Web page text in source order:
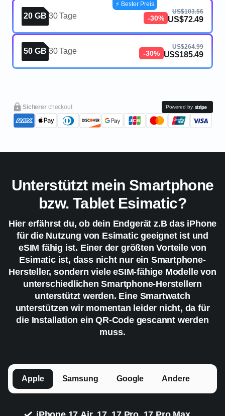
20 GB 30 Tage -30%
US$103.56
US$72.49
⚡️ Bester Preis
50 GB 30 Tage -30%
US$264.99
US$185.49
Sicherer checkout Powered by
Unterstützt mein Smartphone
bzw. Tablet Esimatic?
Hier erfährst du, ob dein Endgerät z.B das iPhone
für die Nutzung von Esimatic geeignet ist und
eSIM fähig ist. Einer der größten Vorteile von
Esimatic ist, dass nicht nur ein Smartphone-
Hersteller, sondern viele eSIM-fähige Modelle von
unterschiedlichen Smartphone-Herstellern
unterstützt werden. Eine Smartwatch
unterstützen wir momentan leider nicht, da für
die Installation ein QR-Code gescannt werden
muss.
Apple Samsung Google Andere